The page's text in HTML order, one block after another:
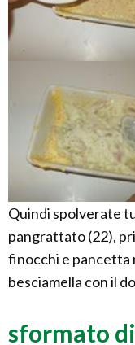
Quindi spolverate
pangrattato (22),
finocchi e pancetta
besciamella con il
sformato